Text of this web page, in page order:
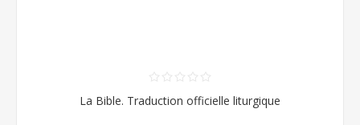
La Bible. Traduction officielle liturgique